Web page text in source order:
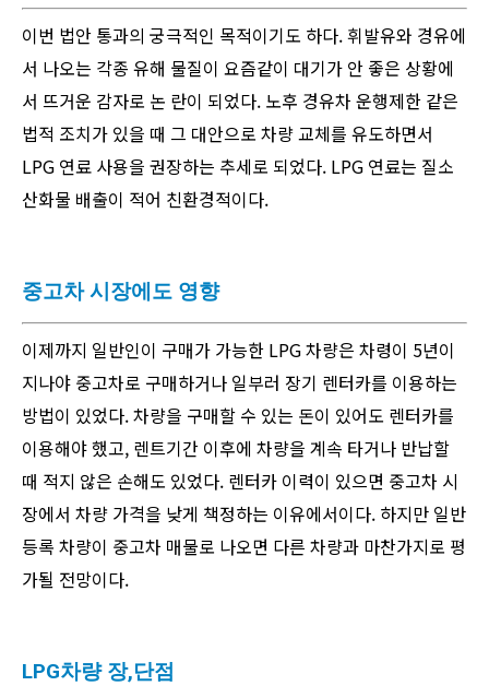
이번 법안 통과의 궁극적인 목적이기도 하다. 휘발유와 경유에
서 나오는 각종 유해 물질이 요즘같이 대기가 안 좋은 상황에
서 뜨거운 감자로 논 란이 되었다. 노후 경유차 운행제한 같은
법적 조치가 있을 때 그 대안으로 차량 교체를 유도하면서
LPG 연료 사용을 권장하는 추세로 되었다. LPG 연료는 질소
산화물 배출이 적어 친환경적이다.
중고차 시장에도 영향
이제까지 일반인이 구매가 가능한 LPG 차량은 차령이 5년이
지나야 중고차로 구매하거나 일부러 장기 렌터카를 이용하는
방법이 있었다. 차량을 구매할 수 있는 돈이 있어도 렌터카를
이용해야 했고, 렌트기간 이후에 차량을 계속 타거나 반납할
때 적지 않은 손해도 있었다. 렌터카 이력이 있으면 중고차 시
장에서 차량 가격을 낮게 책정하는 이유에서이다. 하지만 일반
등록 차량이 중고차 매물로 나오면 다른 차량과 마찬가지로 평
가될 전망이다.
LPG차량 장,단점